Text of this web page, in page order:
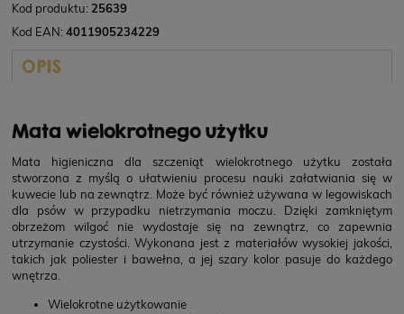
Kod produktu: 25639
Kod EAN: 4011905234229
OPIS
Mata wielokrotnego użytku
Mata higieniczna dla szczeniąt wielokrotnego użytku została
stworzona z myślą o ułatwieniu procesu nauki załatwiania się w
kuwecie lub na zewnątrz. Może być również używana w legowiskach
dla psów w przypadku nietrzymania moczu. Dzięki zamkniętym
obrzeżom wilgoć nie wydostaje się na zewnątrz, co zapewnia
utrzymanie czystości. Wykonana jest z materiałów wysokiej jakości,
takich jak poliester i bawełna, a jej szary kolor pasuje do każdego
wnętrza.
Wielokrotne użytkowanie